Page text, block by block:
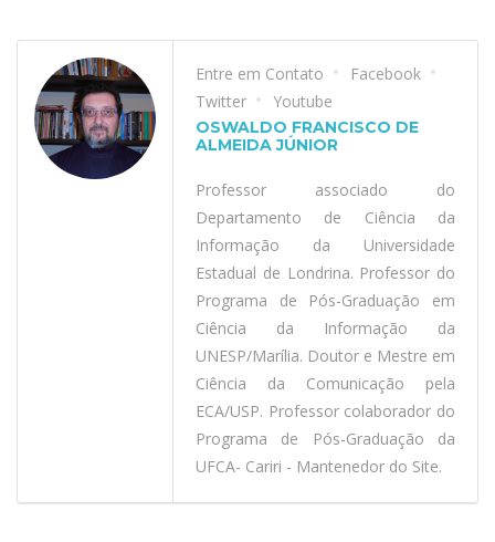
Entre em Contato
Facebook
Twitter
Youtube
OSWALDO FRANCISCO DE
ALMEIDA JÚNIOR
Professor associado do
Departamento de Ciência da
Informação da Universidade
Estadual de Londrina. Professor do
Programa de Pós-Graduação em
Ciência da Informação da
UNESP/Marília. Doutor e Mestre em
Ciência da Comunicação pela
ECA/USP. Professor colaborador do
Programa de Pós-Graduação da
UFCA- Cariri - Mantenedor do Site.